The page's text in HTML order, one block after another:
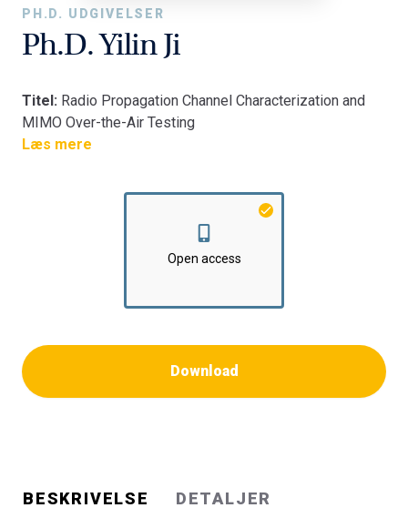
PH.D. UDGIVELSER
Ph.D. Yilin Ji
Titel: Radio Propagation Channel Characterization and
MIMO Over-the-Air Testing
Fakultet:Det Tekniske Fakultet for IT og Design
Læs mere
Open access
Download
BESKRIVELSE DETALJER